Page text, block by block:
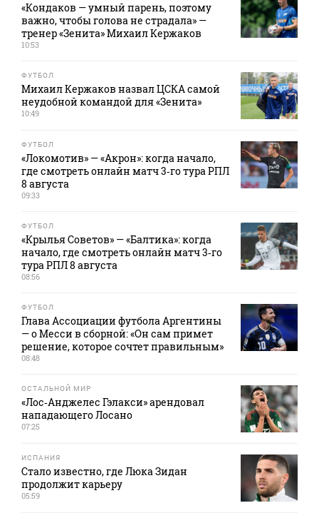
«Кондаков — умный парень, поэтому
важно, чтобы голова не страдала» —
тренер «Зенита» Михаил Кержаков
10:53
ФУТБОЛ
Михаил Кержаков назвал ЦСКА самой
неудобной командой для «Зенита»
10:49
ФУТБОЛ
«Локомотив» — «Акрон»: когда начало,
где смотреть онлайн матч 3‑го тура РПЛ
8 августа
09:33
ФУТБОЛ
«Крылья Советов» — «Балтика»: когда
начало, где смотреть онлайн матч 3‑го
тура РПЛ 8 августа
08:56
ФУТБОЛ
Глава Ассоциации футбола Аргентины
— о Месси в сборной: «Он сам примет
решение, которое сочтет правильным»
08:48
ОСТАЛЬНОЙ МИР
«Лос‑Анджелес Гэлакси» арендовал
нападающего Лосано
07:25
ИСПАНИЯ
Стало известно, где Люка Зидан
продолжит карьеру
05:59